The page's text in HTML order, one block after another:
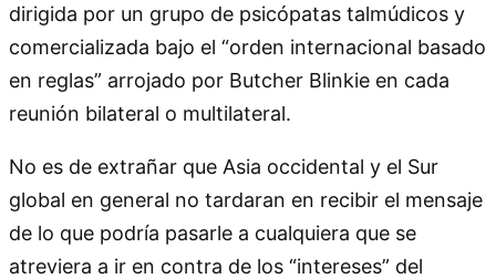
dirigida por un grupo de psicópatas talmúdicos y
comercializada bajo el “orden internacional basado
en reglas” arrojado por Butcher Blinkie en cada
reunión bilateral o multilateral.
No es de extrañar que Asia occidental y el Sur
global en general no tardaran en recibir el mensaje
de lo que podría pasarle a cualquiera que se
atreviera a ir en contra de los “intereses” del